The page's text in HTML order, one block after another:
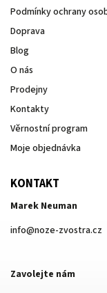
Podmínky ochrany
Doprava
Blog
O nás
Prodejny
Kontakty
Věrnostní program
Moje objednávka
KONTAKT
Marek Neuman
info@noze-zvostra.cz
Zavolejte nám